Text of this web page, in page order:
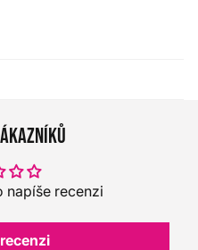
napíše recenzi